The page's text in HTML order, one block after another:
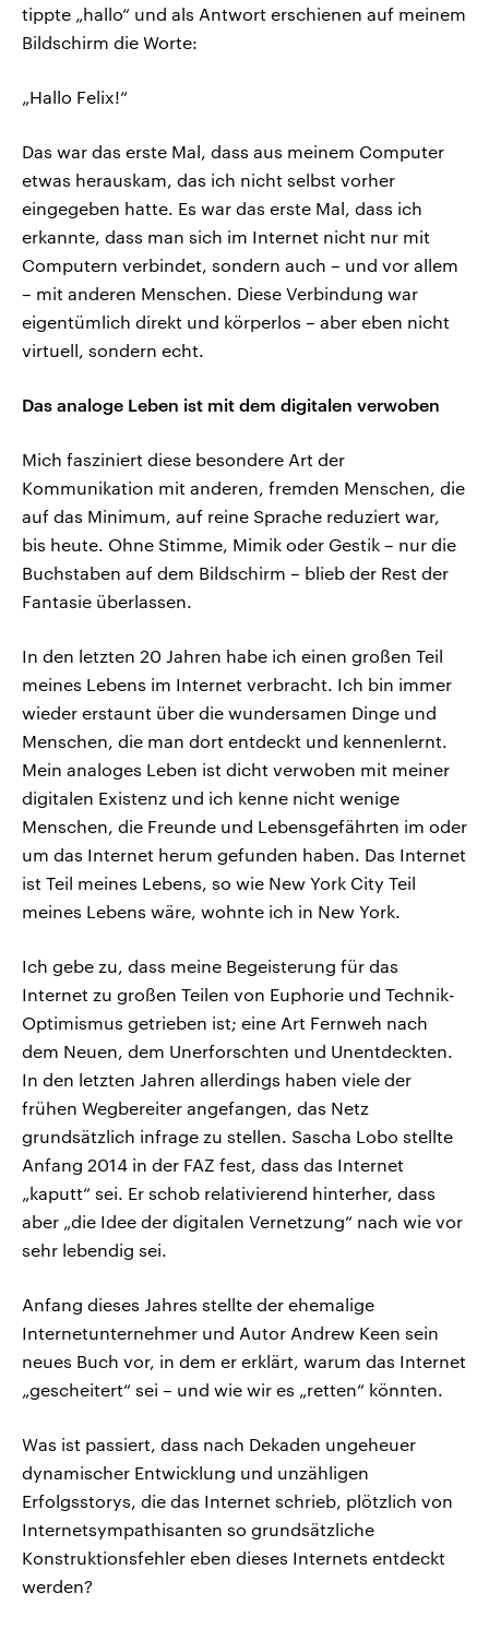
tippte „hallo“ und als Antwort erschienen auf meinem
Bildschirm die Worte:
„Hallo Felix!“
Das war das erste Mal, dass aus meinem Computer
etwas herauskam, das ich nicht selbst vorher
eingegeben hatte. Es war das erste Mal, dass ich
erkannte, dass man sich im Internet nicht nur mit
Computern verbindet, sondern auch – und vor allem
– mit anderen Menschen. Diese Verbindung war
eigentümlich direkt und körperlos – aber eben nicht
virtuell, sondern echt.
Das analoge Leben ist mit dem digitalen verwoben
Mich fasziniert diese besondere Art der
Kommunikation mit anderen, fremden Menschen, die
auf das Minimum, auf reine Sprache reduziert war,
bis heute. Ohne Stimme, Mimik oder Gestik – nur die
Buchstaben auf dem Bildschirm – blieb der Rest der
Fantasie überlassen.
In den letzten 20 Jahren habe ich einen großen Teil
meines Lebens im Internet verbracht. Ich bin immer
wieder erstaunt über die wundersamen Dinge und
Menschen, die man dort entdeckt und kennenlernt.
Mein analoges Leben ist dicht verwoben mit meiner
digitalen Existenz und ich kenne nicht wenige
Menschen, die Freunde und Lebensgefährten im oder
um das Internet herum gefunden haben. Das Internet
ist Teil meines Lebens, so wie New York City Teil
meines Lebens wäre, wohnte ich in New York.
Ich gebe zu, dass meine Begeisterung für das
Internet zu großen Teilen von Euphorie und Technik-
Optimismus getrieben ist; eine Art Fernweh nach
dem Neuen, dem Unerforschten und Unentdeckten.
In den letzten Jahren allerdings haben viele der
frühen Wegbereiter angefangen, das Netz
grundsätzlich infrage zu stellen. Sascha Lobo stellte
Anfang 2014 in der FAZ fest, dass das Internet
„kaputt“ sei. Er schob relativierend hinterher, dass
aber „die Idee der digitalen Vernetzung“ nach wie vor
sehr lebendig sei.
Anfang dieses Jahres stellte der ehemalige
Internetunternehmer und Autor Andrew Keen sein
neues Buch vor, in dem er erklärt, warum das Internet
„gescheitert“ sei – und wie wir es „retten“ könnten.
Was ist passiert, dass nach Dekaden ungeheuer
dynamischer Entwicklung und unzähligen
Erfolgsstorys, die das Internet schrieb, plötzlich von
Internetsympathisanten so grundsätzliche
Konstruktionsfehler eben dieses Internets entdeckt
werden?